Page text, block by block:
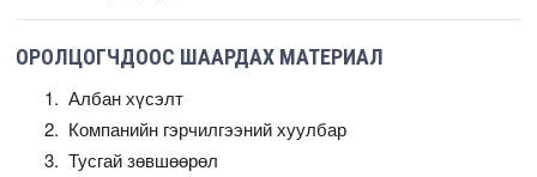
ОРОЛЦОГЧДООС ШААРДАХ МАТЕРИАЛ
Албан хүсэлт
Компанийн гэрчилгээний хуулбар
Тусгай зөвшөөрөл